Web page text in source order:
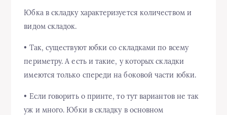
Юбка в складку характеризуется количеством и
видом складок.
• Так, существуют юбки со складками по всему
периметру. А есть и такие, у которых складки
имеются только спереди на боковой части юбки.
• Если говорить о принте, то тут вариантов не так
уж и много. Юбки в складку в основном